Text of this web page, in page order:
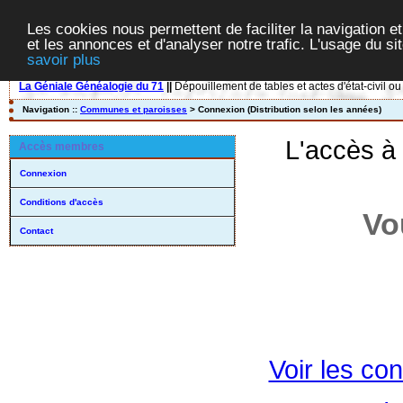
Les cookies nous permettent de faciliter la navigation
et les annonces et d'analyser notre trafic. L'usage du
savoir plus
La Géniale Généalogie du 71 Dépouillement de tables et actes d'état-civil
Navigation :: Communes et paroisses > Connexion (Distribution selon les années)
Accès membres
Connexion
Conditions d'accès
Contact
L'accès
Voir les